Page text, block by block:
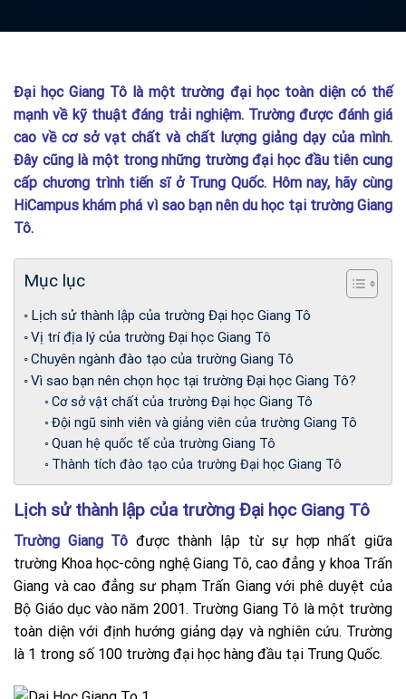
Đại học Giang Tô là một trường đại học toàn diện có thế
mạnh về kỹ thuật đáng trải nghiệm. Trường được đánh giá
cao về cơ sở vạt chất và chất lượng giảng dạy của mình.
Đây cũng là một trong những trường đại học đầu tiên cung
cấp chương trình tiến sĩ ở Trung Quốc. Hôm nay, hãy cùng
HiCampus khám phá vì sao bạn nên du học tại trường Giang
Tô.
Mục lục
Lịch sử thành lập của trường Đại học Giang Tô
Vị trí địa lý của trường Đại học Giang Tô
Chuyên ngành đào tạo của trường Giang Tô
Vì sao bạn nên chọn học tại trường Đại học Giang Tô?
Cơ sở vật chất của trường Đại học Giang Tô
Đội ngũ sinh viên và giảng viên của trường Giang Tô
Quan hệ quốc tế của trường Giang Tô
Thành tích đào tạo của trường Đại học Giang Tô
Lịch sử thành lập của trường Đại học Giang Tô
Trường Giang Tô được thành lập từ sự hợp nhất giữa
trường Khoa học-công nghệ Giang Tô, cao đẳng y khoa Trấn
Giang và cao đẳng sư phạm Trấn Giang với phê duyệt của
Bộ Giáo dục vào năm 2001. Trường Giang Tô là một trường
toàn diện với định hướng giảng dạy và nghiên cứu. Trường
là 1 trong số 100 trường đại học hàng đầu tại Trung Quốc.